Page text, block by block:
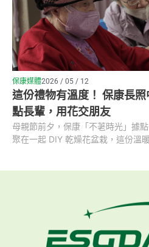
保康媒體2026 / 05 / 12
這份禮物有溫度！ 保康長
點長輩，用花交朋友
母親節前夕，保康「不荖時光」據
聚在一起 DIY 乾燥花盆栽，這份溫